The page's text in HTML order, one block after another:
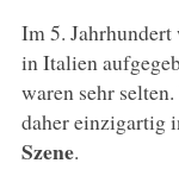
Im 5.
in Italien
waren sehr
daher einzigartig
Szene.